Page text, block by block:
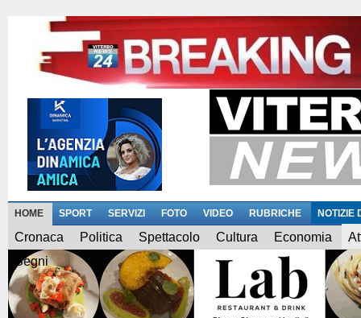
HOME SPORT SERVIZI FOTO VIDEO RUBRICHE NOTIZIE
Cronaca Politica Spettacolo Cultura Economia
Segni